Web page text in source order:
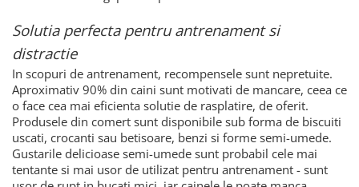
Solutia perfecta pentru antrenament si
distractie
In scopuri de antrenament, recompensele sunt nepretuite.
Aproximativ 90% din caini sunt motivati de mancare, ceea ce
o face cea mai eficienta solutie de rasplatire, de oferit.
Produsele din comert sunt disponibile sub forma de biscuiti
uscati, crocanti sau betisoare, benzi si forme semi-umede.
Gustarile delicioase semi-umede sunt probabil cele mai
tentante si mai usor de utilizat pentru antrenament - sunt